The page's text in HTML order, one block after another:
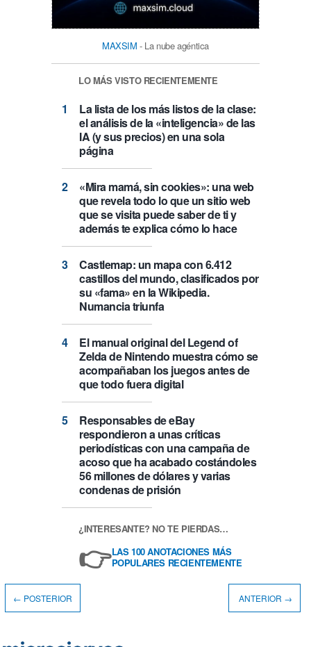
MAXSIM - La nube agéntica
LO MÁS VISTO RECIENTEMENTE
La lista de los más listos de la clase:
el análisis de la «inteligencia» de las
IA (y sus precios) en una sola
página
«Mira mamá, sin cookies»: una web
que revela todo lo que un sitio web
que se visita puede saber de ti y
además te explica cómo lo hace
Castlemap: un mapa con 6.412
castillos del mundo, clasificados por
su «fama» en la Wikipedia.
Numancia triunfa
El manual original del Legend of
Zelda de Nintendo muestra cómo se
acompañaban los juegos antes de
que todo fuera digital
Responsables de eBay
respondieron a unas críticas
periodísticas con una campaña de
acoso que ha acabado costándoles
56 millones de dólares y varias
condenas de prisión
¿INTERESANTE? NO TE PIERDAS…
👉LAS 100 ANOTACIONES MÁS
POPULARES RECIENTEMENTE
← POSTERIOR ANTERIOR →